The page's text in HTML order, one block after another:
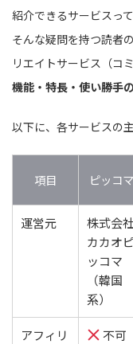
紹介できるサービスっ
そんな疑問を持つ読者
リエイトサービス（コ
機能・特長・使い勝手
以下に、各サービスの
項目 ピッコマ
運営元
株式会
カカオピ
ッコマ
（韓国
系）
アフィリ
不可